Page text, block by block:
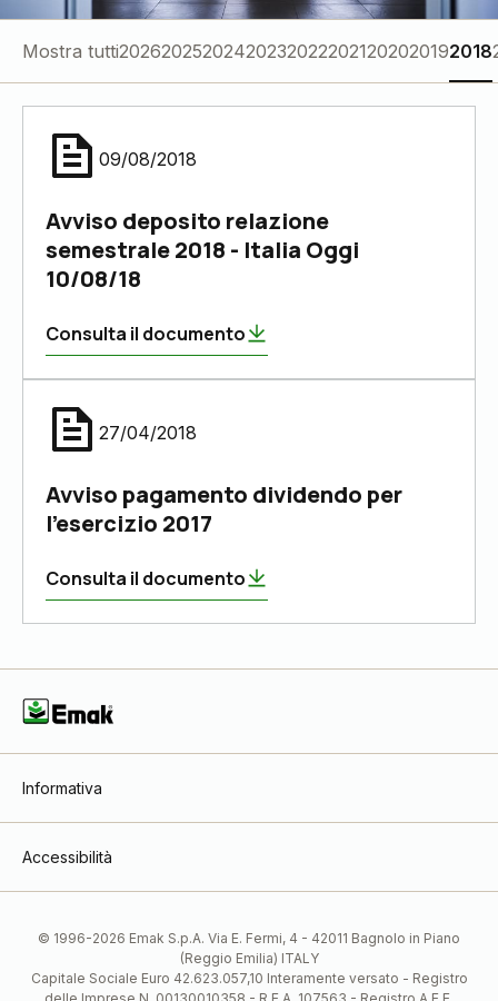
Mostra tutti202620252024202320222021202020192018
09/08/2018
Avviso deposito relazione
semestrale 2018 - Italia Oggi
10/08/18
Consulta il documento
27/04/2018
Avviso pagamento dividendo per
l'esercizio 2017
Consulta il documento
Informativa
Accessibilità
© 1996-2026 Emak S.p.A. Via E. Fermi, 4 - 42011 Bagnolo in Piano
(Reggio Emilia) ITALY
Capitale Sociale Euro 42.623.057,10 Interamente versato - Registro